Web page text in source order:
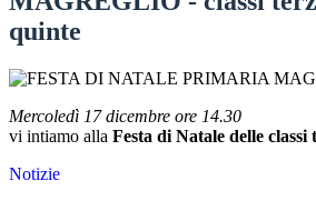
quinte
Mercoledì 17 dicembre ore 14.30
vi intiamo alla Festa di Natale delle
Notizie